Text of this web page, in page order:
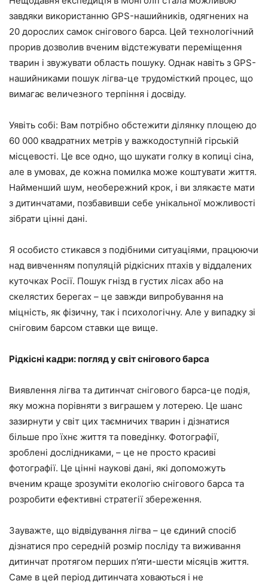
завдяки використанню GPS-нашийників, одягнених на
20 дорослих самок снігового барса. Цей технологічний
прорив дозволив вченим відстежувати переміщення
тварин і звужувати область пошуку. Однак навіть з GPS-
нашийниками пошук лігва-це трудомісткий процес, що
вимагає величезного терпіння і досвіду.
Уявіть собі: Вам потрібно обстежити ділянку площею до
60 000 квадратних метрів у важкодоступній гірській
місцевості. Це все одно, що шукати голку в копиці сіна,
але в умовах, де кожна помилка може коштувати життя.
Найменший шум, необережний крок, і ви злякаєте мати
з дитинчатами, позбавивши себе унікальної можливості
зібрати цінні дані.
Я особисто стикався з подібними ситуаціями, працюючи
над вивченням популяцій рідкісних птахів у віддалених
куточках Росії. Пошук гнізд в густих лісах або на
скелястих берегах – це завжди випробування на
міцність, як фізичну, так і психологічну. Але у випадку зі
сніговим барсом ставки ще вище.
Рідкісні кадри: погляд у світ снігового барса
Виявлення лігва та дитинчат снігового барса-це подія,
яку можна порівняти з виграшем у лотерею. Це шанс
зазирнути у світ цих таємничих тварин і дізнатися
більше про їхнє життя та поведінку. Фотографії,
зроблені дослідниками, – це не просто красиві
фотографії. Це цінні наукові дані, які допоможуть
вченим краще зрозуміти екологію снігового барса та
розробити ефективні стратегії збереження.
Зауважте, що відвідування лігва – це єдиний спосіб
дізнатися про середній розмір посліду та виживання
дитинчат протягом перших п’яти-шести місяців життя.
Саме в цей період дитинчата ховаються і не